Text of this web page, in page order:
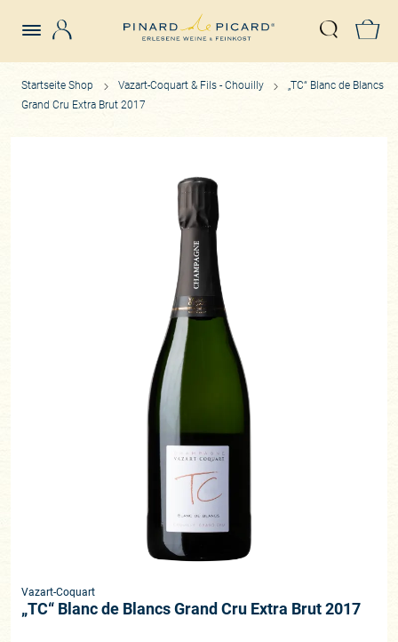
Suche
Startseite Shop Vazart-Coquart & Fils - Chouilly
„TC“ Blanc de Blancs
Grand Cru Extra Brut 2017
Vazart-Coquart
„TC“ Blanc de Blancs Grand Cru Extra Brut 2017